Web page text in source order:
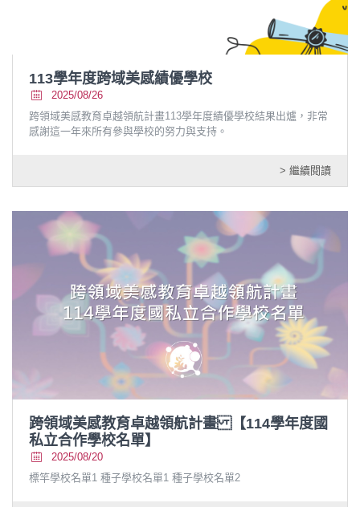
113學年度跨域美感績優學校
2025/08/26
跨領域美感教育卓越領航計畫113學年度績優學校結果出爐，非常
感謝這一年來所有參與學校的努力與支持。
> 繼續閱讀
跨領域美感教育卓越領航計畫 【114學年度國
私立合作學校名單】
2025/08/20
標竿學校名單1 種子學校名單1 種子學校名單2